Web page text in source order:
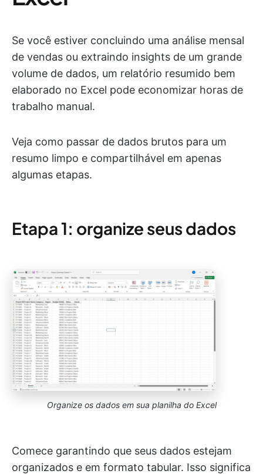
Se você estiver concluindo uma análise mensal
de vendas ou extraindo insights de um grande
volume de dados, um relatório resumido bem
elaborado no Excel pode economizar horas de
trabalho manual.
Veja como passar de dados brutos para um
resumo limpo e compartilhável em apenas
algumas etapas.
Etapa 1: organize seus dados
Organize os dados em sua planilha do Excel
Comece garantindo que seus dados estejam
organizados e em formato tabular. Isso significa